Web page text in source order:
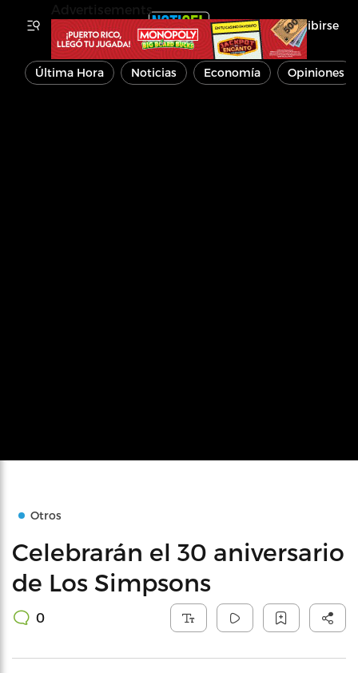
Inscribirse
Última Hora Noticias Economía Opiniones
Otros
Celebrarán el 30 aniversario
de Los Simpsons
0
Advertisements